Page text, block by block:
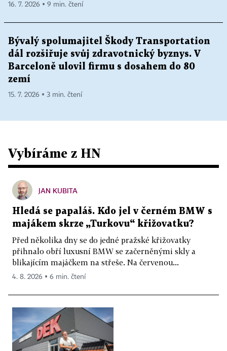
16. 7. 2026 ▪ 9 min. čtení
Bývalý spolumajitel Škody Transportation
dál rozšiřuje svůj zdravotnický byznys. V
Barceloně ulovil firmu s dosahem do 80
zemí
15. 7. 2026 ▪ 3 min. čtení
Vybíráme z HN
JAN KUBITA
Hledá se papaláš. Kdo jel v černém BMW s
majákem skrze „Turkovu“ křižovatku?
Před několika dny se do jedné pražské křižovatky
přihnalo obří luxusní BMW se začerněnými skly a
blikajícím majáčkem na střeše. Na červenou...
4. 8. 2026 ▪ 6 min. čtení